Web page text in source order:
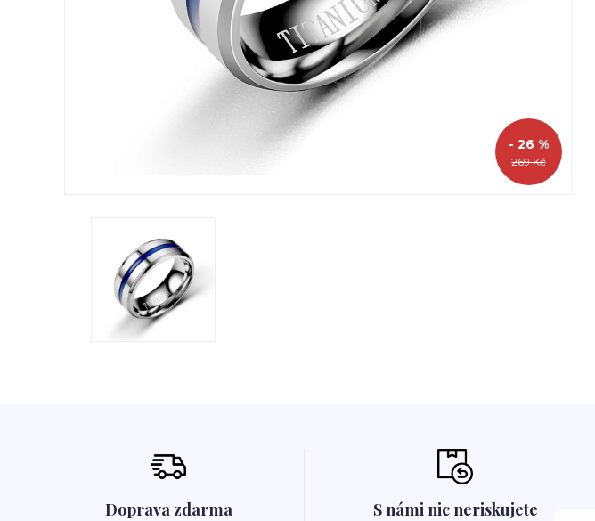
269 Kč
- 26 %
Doprava zdarma S námi nic neriskujete